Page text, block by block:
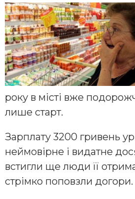
року в місті вже
лише старт.
Зарплату 3200 гривень
неймовірне і видатне
встигли ще люди її
стрімко поповзли догори.